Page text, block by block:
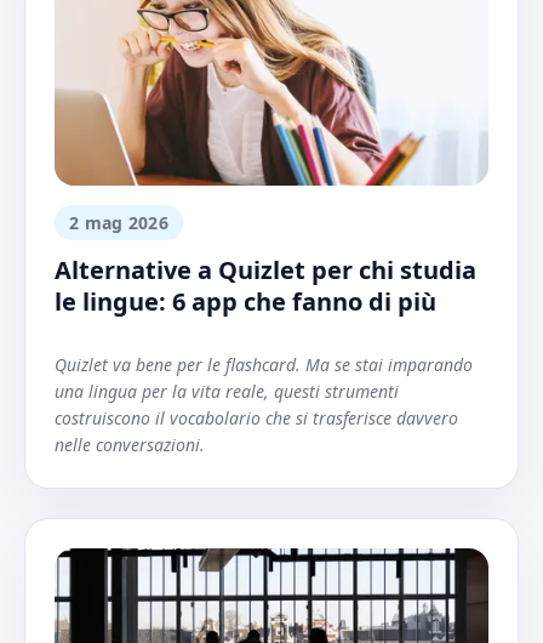
2 mag 2026
Alternative a Quizlet per chi studia
le lingue: 6 app che fanno di più
Quizlet va bene per le flashcard. Ma se stai imparando
una lingua per la vita reale, questi strumenti
costruiscono il vocabolario che si trasferisce davvero
nelle conversazioni.